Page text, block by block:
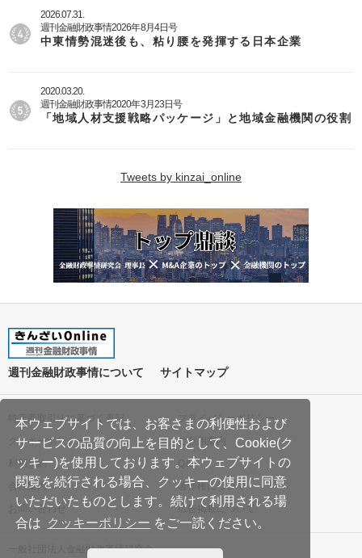
本ウェブサイトでは、お客さまの利便性および
サービスの品質の向上を目的として、Cookie(ク
ッキー)を使用しております。本ウェブサイトの
閲覧を続行される場合、クッキーの使用に同意
いただいたものとします。続けて利用される場
合は クッキーポリシー をご一読ください。
2026.07.31.
週刊金融財政事情2026年8月4日号
中東情勢混迷後も、粘り腰を発揮する日本企業
2020.03.20.
週刊金融財政事情2020年3月23日号
「地域人材支援戦略パッケージ」と地域金融機関の役割
Tweets by kinzai_online
週刊金融財政事情について サイトマップ
特定商取引法に基づく表記
プライバシーポリシー
クッキーポリシー
ご利用案内
利用規約
Q&A
会社案内
著作権について
お問い合わせ
広告掲載について
一般社団法人金融財政事情研究会